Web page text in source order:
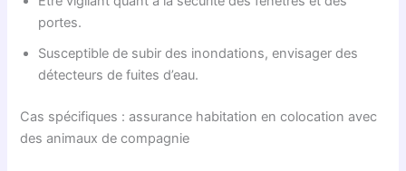
portes.
Susceptible de subir des inondations, envisager des
détecteurs de fuites d’eau.
Cas spécifiques : assurance habitation en colocation avec
des animaux de compagnie